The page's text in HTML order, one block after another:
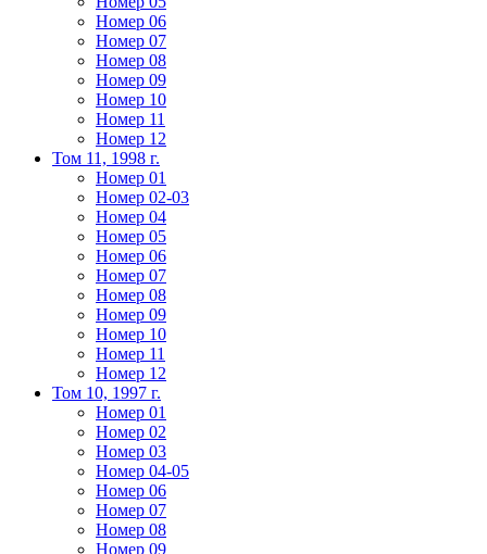
Номер 06
Номер 07
Номер 08
Номер 09
Номер 10
Номер 11
Номер 12
Том 11, 1998 г.
Номер 01
Номер 02-03
Номер 04
Номер 05
Номер 06
Номер 07
Номер 08
Номер 09
Номер 10
Номер 11
Номер 12
Том 10, 1997 г.
Номер 01
Номер 02
Номер 03
Номер 04-05
Номер 06
Номер 07
Номер 08
Номер 09